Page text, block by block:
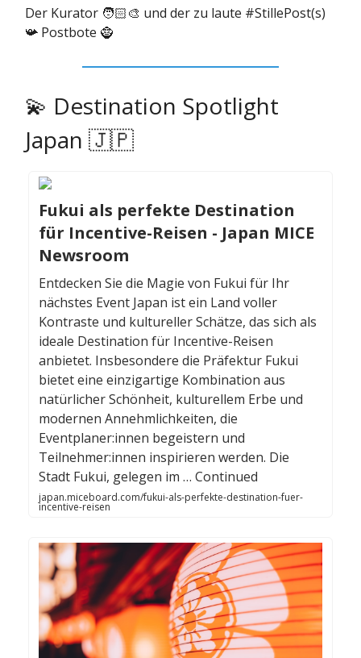
Der Kurator 🧑🏻‍🎨 und der zu laute #StillePost(s)
📯 Postbote 🧌
💫 Destination Spotlight
Japan 🇯🇵
Fukui als perfekte Destination
für Incentive-Reisen - Japan MICE
Newsroom
Entdecken Sie die Magie von Fukui für Ihr
nächstes Event Japan ist ein Land voller
Kontraste und kultureller Schätze, das sich als
ideale Destination für Incentive-Reisen
anbietet. Insbesondere die Präfektur Fukui
bietet eine einzigartige Kombination aus
natürlicher Schönheit, kulturellem Erbe und
modernen Annehmlichkeiten, die
Eventplaner:innen begeistern und
Teilnehmer:innen inspirieren werden. Die
Stadt Fukui, gelegen im … Continued
japan.miceboard.com/fukui-als-perfekte-destination-fuer-
incentive-reisen